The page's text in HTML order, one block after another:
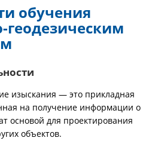
обучения
изыскания — это прикладная
на получение информации о
основой для проектирования
объектов.